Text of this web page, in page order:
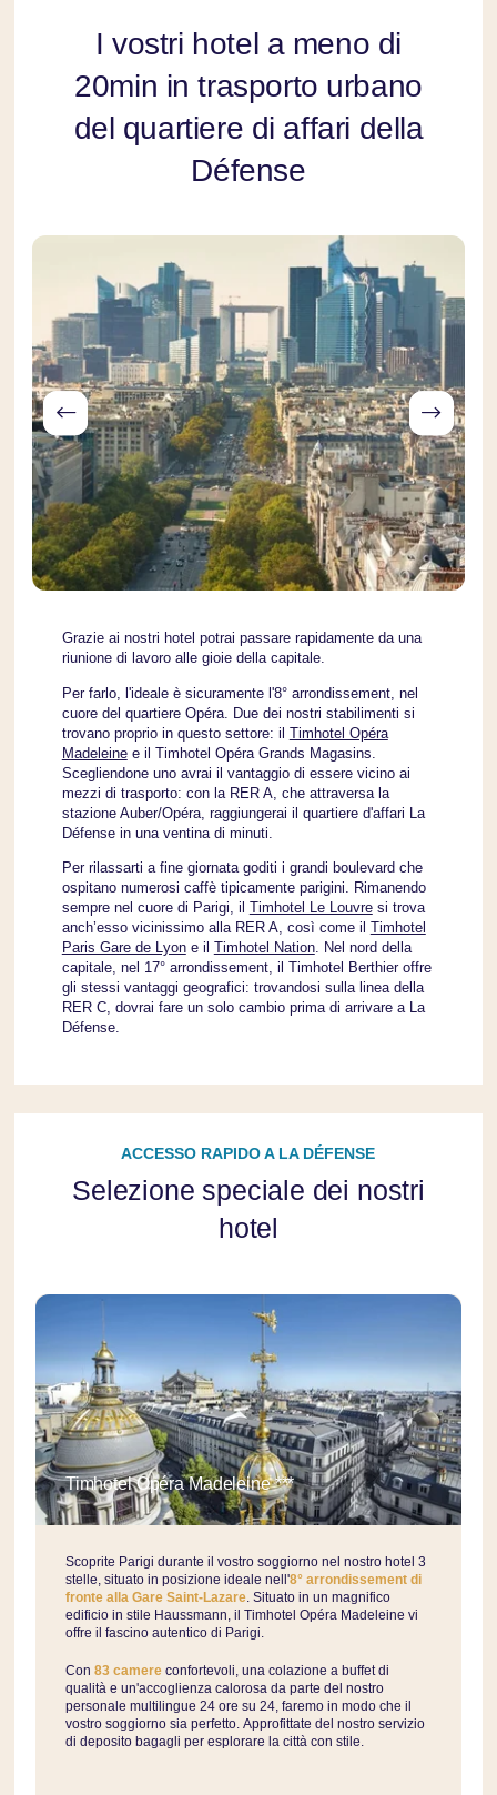
I vostri hotel a meno di
20min in trasporto urbano
del quartiere di affari della
Défense
Grazie ai nostri hotel potrai passare rapidamente da una
riunione di lavoro alle gioie della capitale.
Per farlo, l'ideale è sicuramente l'8° arrondissement, nel
cuore del quartiere Opéra. Due dei nostri stabilimenti si
trovano proprio in questo settore: il Timhotel Opéra
Madeleinee il Timhotel Opéra Grands Magasins.
Scegliendone uno avrai il vantaggio di essere vicino ai
mezzi di trasporto: con la RER A, che attraversa la
stazione Auber/Opéra, raggiungerai il quartiere d'affari La
Défense in una ventina di minuti.
Per rilassarti a fine giornata goditi i grandi boulevard che
ospitano numerosi caffè tipicamente parigini. Rimanendo
sempre nel cuore di Parigi, il Timhotel Le Louvresi trova
anch’esso vicinissimo alla RER A, così come il Timhotel
Paris Gare de Lyone il Timhotel Nation. Nel nord della
capitale, nel 17° arrondissement, il Timhotel Berthier offre
gli stessi vantaggi geografici: trovandosi sulla linea della
RER C, dovrai fare un solo cambio prima di arrivare a La
Défense.
ACCESSO RAPIDO A LA DÉFENSE
Selezione speciale dei nostri
hotel
Timhotel Opéra Madeleine ***
Scoprite Parigi durante il vostro soggiorno nel nostro hotel 3
stelle, situato in posizione ideale nell'8° arrondissement di
fronte alla Gare Saint-Lazare. Situato in un magnifico
edificio in stile Haussmann, il Timhotel Opéra Madeleine vi
offre il fascino autentico di Parigi.
Con 83 camere confortevoli, una colazione a buffet di
qualità e un'accoglienza calorosa da parte del nostro
personale multilingue 24 ore su 24, faremo in modo che il
vostro soggiorno sia perfetto. Approfittate del nostro servizio
di deposito bagagli per esplorare la città con stile.